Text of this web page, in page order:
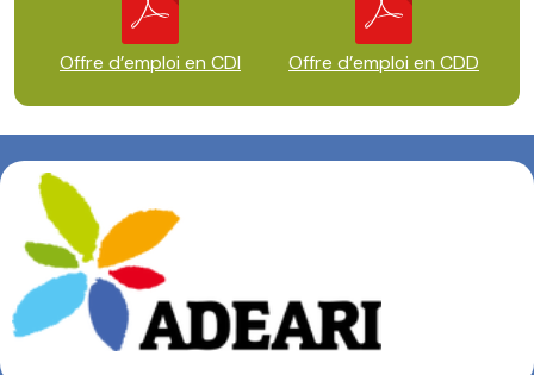
Offre d’emploi en CDI Offre d’emploi en CDD